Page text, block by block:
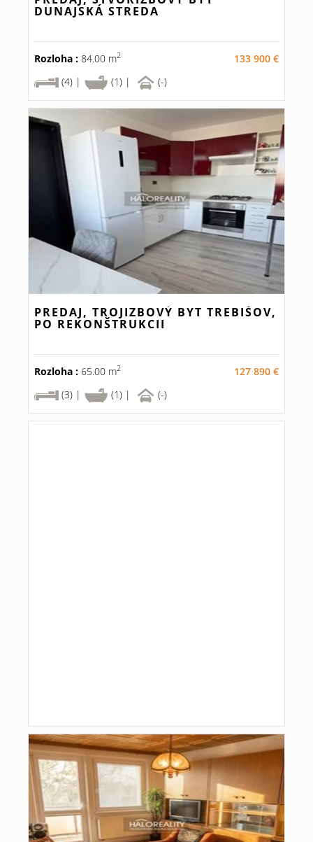
DUNAJSKÁ STREDA
Rozloha : 84.00 m2
133 900 €
(4) |
(1) | (-)
PREDAJ, TROJIZBOVÝ BYT TREBIŠOV,
PO REKONŠTRUKCII
Rozloha : 65.00 m2
127 890 €
(3) |
(1) | (-)